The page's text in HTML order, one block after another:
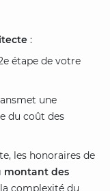
:
étape de votre
une
du coût des
les honoraires de
montant des
complexité du